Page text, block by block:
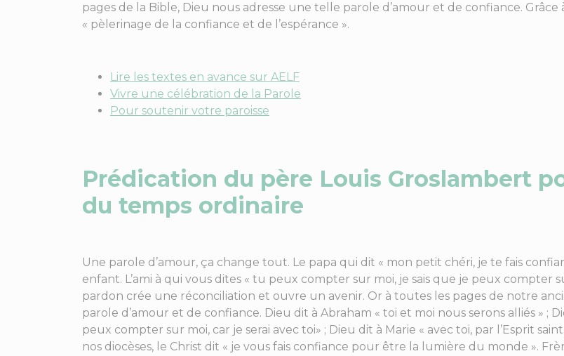
pages de la Bible, Dieu nous adresse une telle parole d’amour et de confiance.
« pèlerinage de la confiance et de l’espérance ».
Lire les textes en avance sur AELF
Vivre une célébration de la Parole
Pour soutenir votre paroisse
Prédication du père Louis Groslambert
du temps ordinaire
Une parole d’amour, ça change tout. Le papa qui dit « mon petit chéri, je te fais
enfant. L’ami à qui vous dites « tu peux compter sur moi, je sais que je peux
pardon crée une réconciliation et ouvre un avenir. Or à toutes les pages de notre
parole d’amour et de confiance. Dieu dit à Abraham « toi et moi nous serons alliés »
peux compter sur moi, car je serai avec toi» ; Dieu dit à Marie « avec toi, par l’Esprit
nos diocèses, le Christ dit « je vous fais confiance pour être la lumière du monde ».